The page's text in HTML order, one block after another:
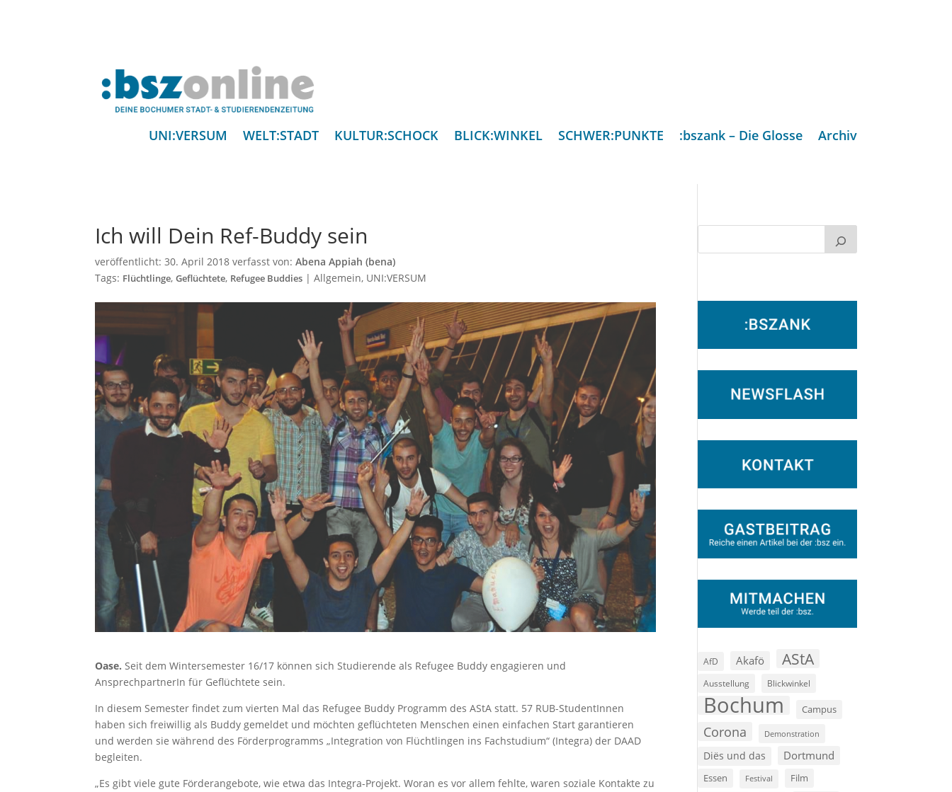
UNI:VERSUM WELT:STADT KULTUR:SCHOCK BLICK:WINKEL SCHWER:PUNKTE :bszank – Die Glosse Archiv
Ich will Dein Ref-Buddy sein
veröffentlicht:30. April 2018 verfasst von:Abena Appiah (bena)
Tags: Flüchtlinge,Geflüchtete, Refugee Buddies |Allgemein, UNI:VERSUM
Oase. Seit dem Wintersemester 16/17 können sich Studierende als Refugee Buddy engagieren und
AnsprechpartnerIn für Geflüchtete sein.
In diesem Semester findet zum vierten Mal das Refugee Buddy Programm des AStA statt. 57 RUB-StudentInnen
haben sich freiwillig als Buddy gemeldet und möchten geflüchteten Menschen einen einfachen Start garantieren
und werden sie während des Förderprogramms „Integration von Flüchtlingen ins Fachstudium“ (Integra) der DAAD
begleiten.
„Es gibt viele gute Förderangebote, wie etwa das Integra-Projekt. Woran es vor allem fehlte, waren soziale Kontakte zu
AfD Akafö AStA
Ausstellung Blickwinkel
Bochum Campus
Corona Demonstration
Diës und das Dortmund
Essen Festival Film